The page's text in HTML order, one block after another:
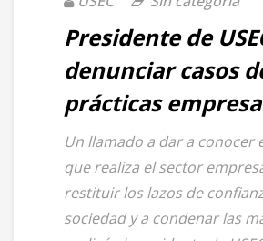
Presidente de
denunciar casos
prácticas
Un llamado a dar a conocer
que realiza el sector
restituir los lazos de
sociedad y a condenar las